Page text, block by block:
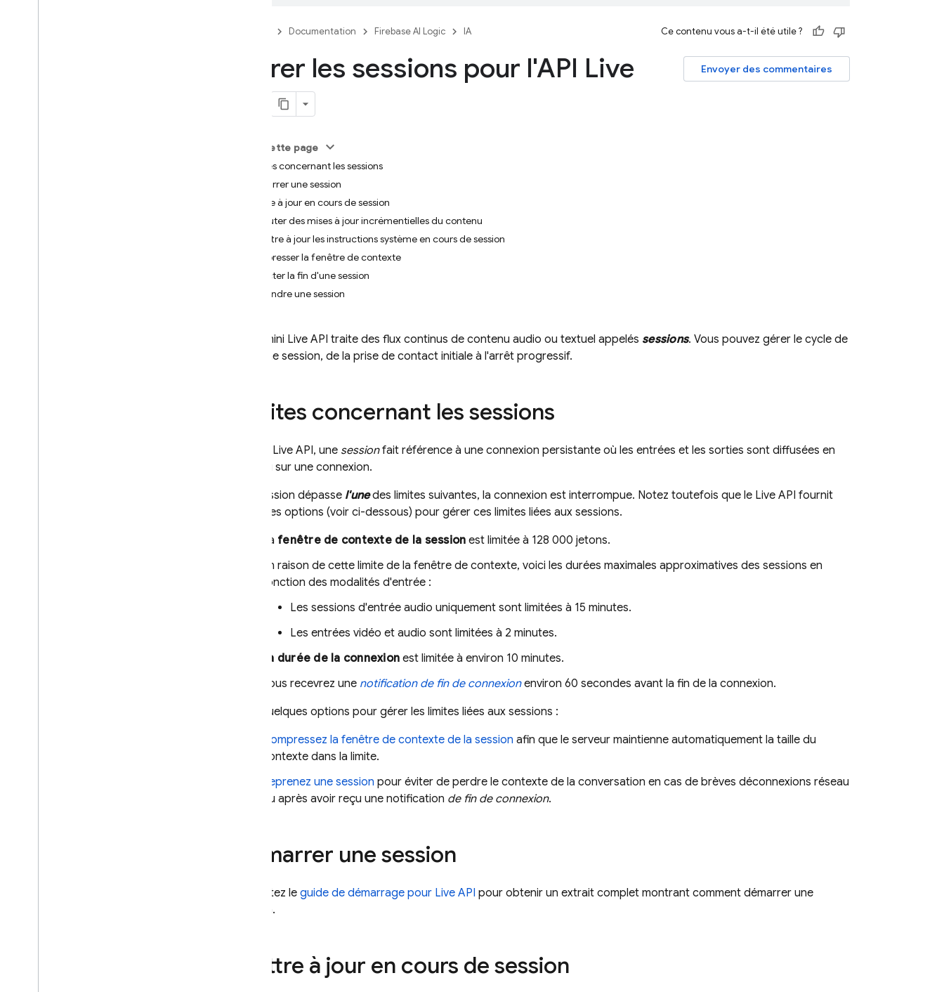
Documentation Firebase AI Logic IA Ce contenu vous a-t-il été utile ?
Envoyer des commentaires
Gérer les sessions pour l'API Live
Sur cette page
Limites concernant les sessions
Démarrer une session
Mettre à jour en cours de session
Ajouter des mises à jour incrémentielles du contenu
Mettre à jour les instructions système en cours de session
Compresser la fenêtre de contexte
Détecter la fin d'une session
Reprendre une session
Gemini Live API traite des flux continus de contenu audio ou textuel appelés sessions. Vous pouvez gérer le cycle de
vie d'une session, de la prise de contact initiale à l'arrêt progressif.
Limites concernant les sessions
Live API, une sessionfait référence à une connexion persistante où les entrées et les sorties sont diffusées en
continu sur une connexion.
Si la session dépasse l'unedes limites suivantes, la connexion est interrompue. Notez toutefois que le Live API fournit
certaines options (voir ci-dessous) pour gérer ces limites liées aux sessions.
La fenêtre de contexte de la session est limitée à 128 000 jetons.
En raison de cette limite de la fenêtre de contexte, voici les durées maximales approximatives des sessions en
fonction des modalités d'entrée :
Les sessions d'entrée audio uniquement sont limitées à 15 minutes.
Les entrées vidéo et audio sont limitées à 2 minutes.
La durée de la connexion est limitée à environ 10 minutes.
Vous recevrez une notification de fin de connexionenviron 60 secondes avant la fin de la connexion.
Voici quelques options pour gérer les limites liées aux sessions :
Compressez la fenêtre de contexte de la session afin que le serveur maintienne automatiquement la taille du
contexte dans la limite.
Reprenez une session pour éviter de perdre le contexte de la conversation en cas de brèves déconnexions réseau
ou après avoir reçu une notification de fin de connexion.
Démarrer une session
Consultez le guide de démarrage pour Live API pour obtenir un extrait complet montrant comment démarrer une
session.
Mettre à jour en cours de session